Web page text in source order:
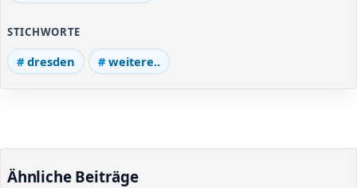
STICHWORTE
dresden weitere..
Ähnliche Beiträge